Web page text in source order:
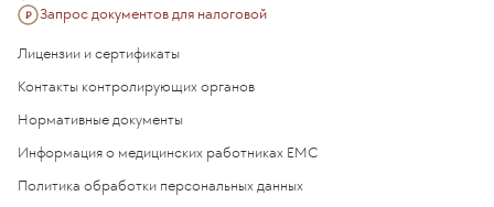
Запрос документов для налоговой
Лицензии и сертификаты
Контакты контролирующих органов
Нормативные документы
Информация о медицинских работниках EMC
Политика обработки персональных данных